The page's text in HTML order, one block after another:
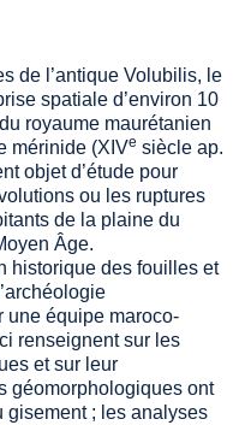
de l’antiqueVolubilis, le
spatiale d’environ 10
royaume maurétanien
mérinide (XIVe siècle ap.
objet d’étude pour
ou les ruptures
de la plaine du
Âge.
historique des fouilles et
une équipe maroco-
renseignent sur les
et sur leur
géomorphologiques ont
gisement ; les analyses